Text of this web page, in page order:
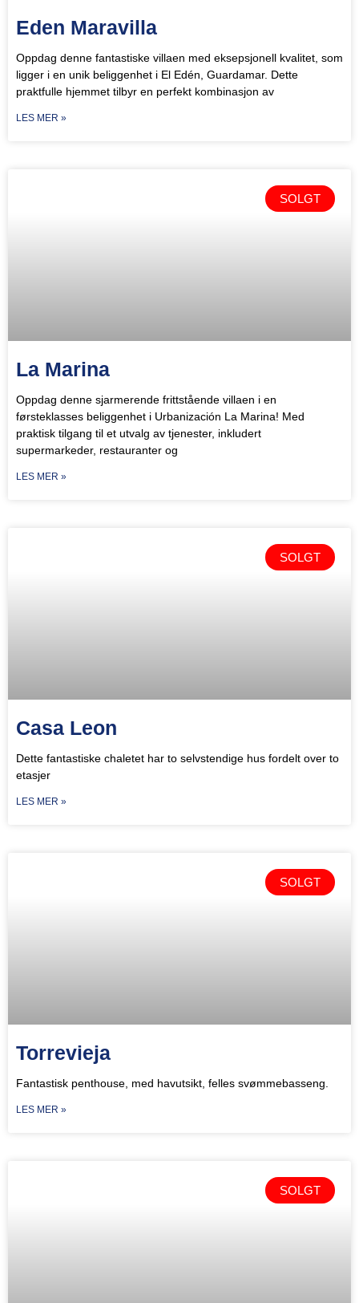
Eden Maravilla
Oppdag denne fantastiske villaen med eksepsjonell kvalitet, som
ligger i en unik beliggenhet i El Edén, Guardamar. Dette
praktfulle hjemmet tilbyr en perfekt kombinasjon av
LES MER »
SOLGT
La Marina
Oppdag denne sjarmerende frittstående villaen i en
førsteklasses beliggenhet i Urbanización La Marina! Med
praktisk tilgang til et utvalg av tjenester, inkludert
supermarkeder, restauranter og
LES MER »
SOLGT
Casa Leon
Dette fantastiske chaletet har to selvstendige hus fordelt over to
etasjer
LES MER »
SOLGT
Torrevieja
Fantastisk penthouse, med havutsikt, felles svømmebasseng.
LES MER »
SOLGT